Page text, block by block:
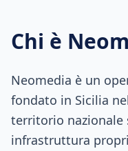
Chi è
Neomedia è un
fondato in Sicilia
territorio
infrastruttura